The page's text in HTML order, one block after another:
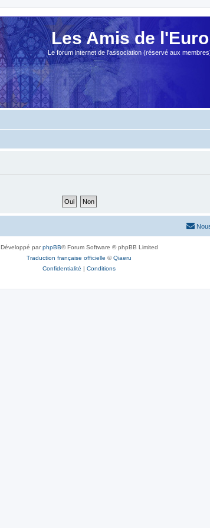
Les Amis de l'Euro
Le forum internet de l'association (réservé aux
Développé parphpBB® Forum Software © phpBB Limited
Traduction française officielle ©Qiaeru
Confidentialité | Conditions